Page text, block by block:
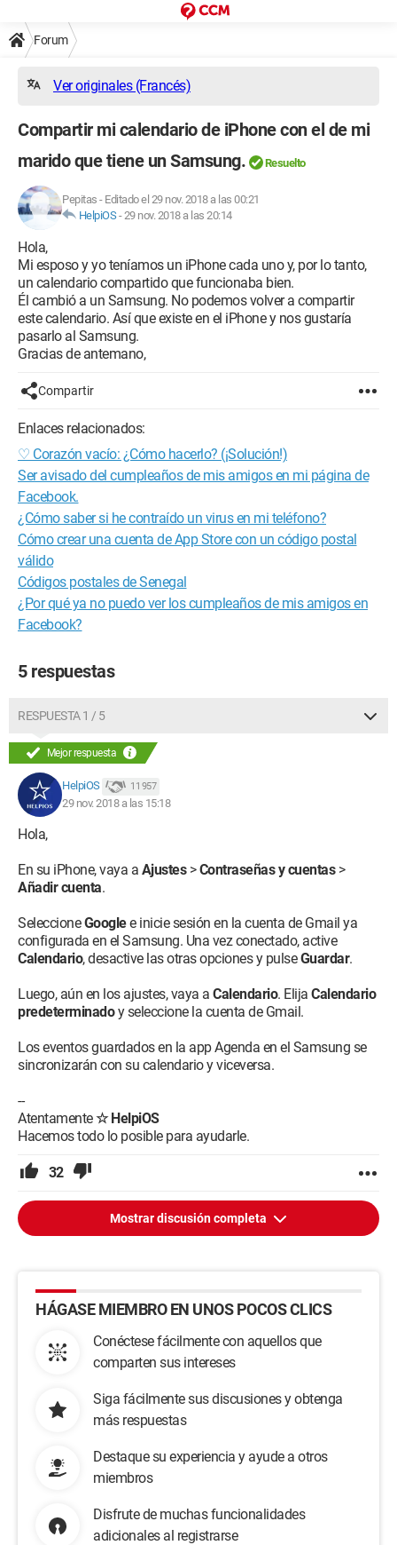
Forum
Ver originales (Francés)
Compartir mi calendario de iPhone con el de mi
marido que tiene un Samsung.
Resuelto
Pepitas - Editado el 29 nov. 2018 a las 00:21
HelpiOS-29 nov. 2018 a las 20:14
Hola,
Mi esposo y yo teníamos un iPhone cada uno y, por lo tanto,
un calendario compartido que funcionaba bien.
Él cambió a un Samsung. No podemos volver a compartir
este calendario. Así que existe en el iPhone y nos gustaría
pasarlo al Samsung.
Gracias de antemano,
Compartir
Enlaces relacionados:
♡ Corazón vacío: ¿Cómo hacerlo? (¡Solución!)
Ser avisado del cumpleaños de mis amigos en mi página de
Facebook.
¿Cómo saber si he contraído un virus en mi teléfono?
Cómo crear una cuenta de App Store con un código postal
válido
Códigos postales de Senegal
¿Por qué ya no puedo ver los cumpleaños de mis amigos en
Facebook?
5 respuestas
RESPUESTA 1 / 5
Mejor respuesta
HelpiOS 11 957
29 nov. 2018 a las 15:18
Hola,
En su iPhone, vaya a Ajustes>Contraseñas y cuentas>
Añadir cuenta.
SeleccioneGooglee inicie sesión en la cuenta de Gmail ya
configurada en el Samsung. Una vez conectado, active
Calendario, desactive las otras opciones y pulseGuardar.
Luego, aún en los ajustes, vaya a Calendario. Elija Calendario
predeterminadoy seleccione la cuenta de Gmail.
Los eventos guardados en la app Agenda en el Samsung se
sincronizarán con su calendario y viceversa.
--
Atentamente☆ HelpiOS
Hacemos todo lo posible para ayudarle.
32
Mostrar discusión completa
HÁGASE MIEMBRO EN UNOS POCOS CLICS
Conéctese fácilmente con aquellos que
comparten sus intereses
Siga fácilmente sus discusiones y obtenga
más respuestas
Destaque su experiencia y ayude a otros
miembros
Disfrute de muchas funcionalidades
adicionales al registrarse